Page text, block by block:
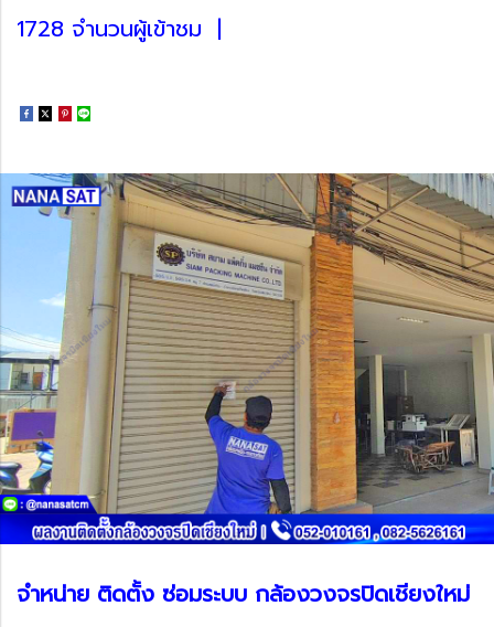
1728 จำนวนผู้เข้าชม |
จำหน่าย ติดตั้ง ซ่อมระบบ กล้องวงจรปิดเชียงใหม่